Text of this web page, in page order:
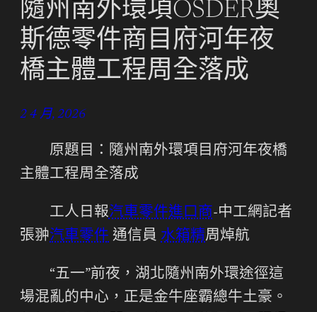
隨州南外環項OSDER奧
斯德零件商目府河年夜
橋主體工程周全落成
2 4 月, 2026
原題目：隨州南外環項目府河年夜橋
主體工程周全落成
工人日報汽車零件進口商-中工網記者
張翀汽車零件 通信員 水箱精周焯航
“五一”前夜，湖北隨州南外環途徑這
場混亂的中心，正是金牛座霸總牛土豪。